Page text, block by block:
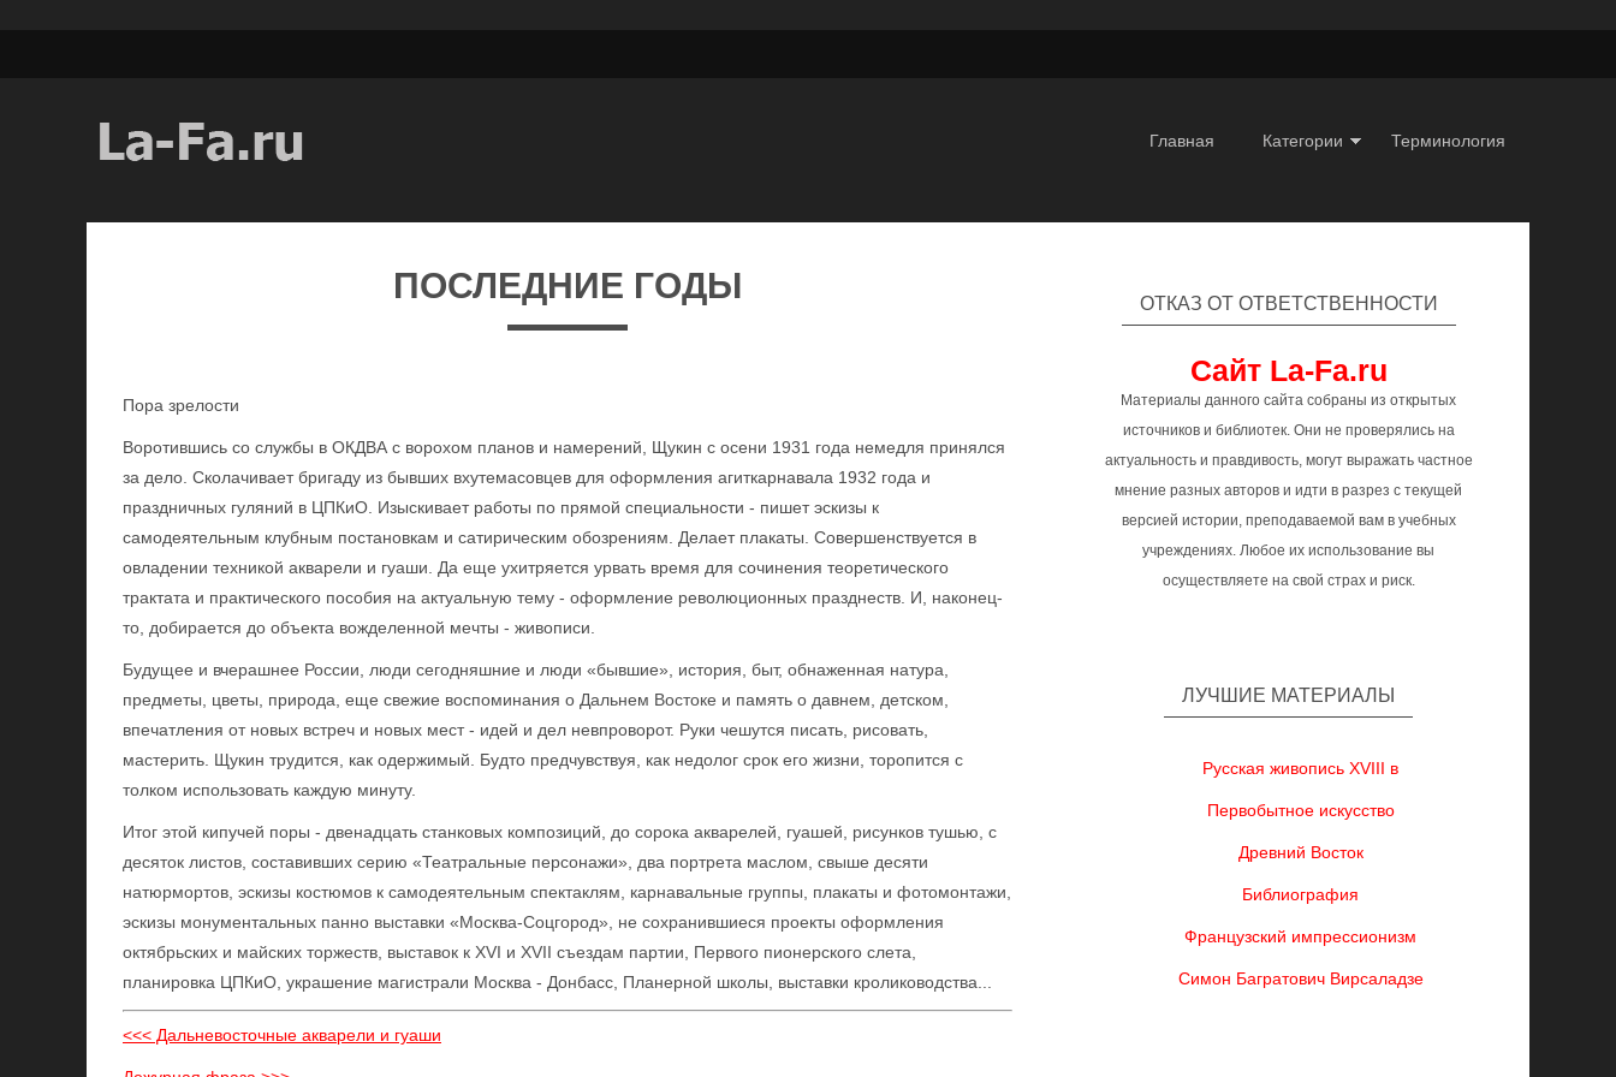
Главная Категории Терминология
ПОСЛЕДНИЕ ГОДЫ
Пора зрелости
Воротившись со службы в ОКДВА с ворохом планов и намерений, Щукин с осени 1931 года немедля принялся
за дело. Сколачивает бригаду из бывших вхутемасовцев для оформления агиткарнавала 1932 года и
праздничных гуляний в ЦПКиО. Изыскивает работы по прямой специальности - пишет эскизы к
самодеятельным клубным постановкам и сатирическим обозрениям. Делает плакаты. Совершенствуется в
овладении техникой акварели и гуаши. Да еще ухитряется урвать время для сочинения теоретического
трактата и практического пособия на актуальную тему - оформление революционных празднеств. И, наконец-
то, добирается до объекта вожделенной мечты - живописи.
Будущее и вчерашнее России, люди сегодняшние и люди «бывшие», история, быт, обнаженная натура,
предметы, цветы, природа, еще свежие воспоминания о Дальнем Востоке и память о давнем, детском,
впечатления от новых встреч и новых мест - идей и дел невпроворот. Руки чешутся писать, рисовать,
мастерить. Щукин трудится, как одержимый. Будто предчувствуя, как недолог срок его жизни, торопится с
толком использовать каждую минуту.
Итог этой кипучей поры - двенадцать станковых композиций, до сорока акварелей, гуашей, рисунков тушью, с
десяток листов, составивших серию «Театральные персонажи», два портрета маслом, свыше десяти
натюрмортов, эскизы костюмов к самодеятельным спектаклям, карнавальные группы, плакаты и фотомонтажи,
эскизы монументальных панно выставки «Москва-Соцгород», не сохранившиеся проекты оформления
октябрьских и майских торжеств, выставок к XVI и XVII съездам партии, Первого пионерского слета,
планировка ЦПКиО, украшение магистрали Москва - Донбасс, Планерной школы, выставки кролиководства...
<<< Дальневосточные акварели и гуаши
ОТКАЗ ОТ ОТВЕТСТВЕННОСТИ
Сайт La-Fa.ru
Материалы данного сайта собраны из открытых
источников и библиотек. Они не проверялись на
актуальность и правдивость, могут выражать частное
мнение разных авторов и идти в разрез с текущей
версией истории, преподаваемой вам в учебных
учреждениях. Любое их использование вы
осуществляете на свой страх и риск.
ЛУЧШИЕ МАТЕРИАЛЫ
Русская живопись XVIII в
Первобытное искусство
Древний Восток
Библиография
Французский импрессионизм
Симон Багратович Вирсаладзе